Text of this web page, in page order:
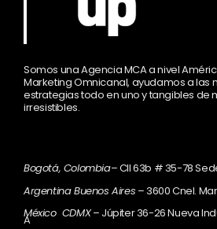
Somos una Agencia MCA a nivel
Marketing Omnicanal, ayudamos a las
estrategias todo en uno y tangibles de
irresistibles.
Bogotá, Colombia– Cll 63b # 35-78
Argentina Buenos Aires – 3600 Cnel.
México CDMX– Júpiter 36-26 Nueva
A